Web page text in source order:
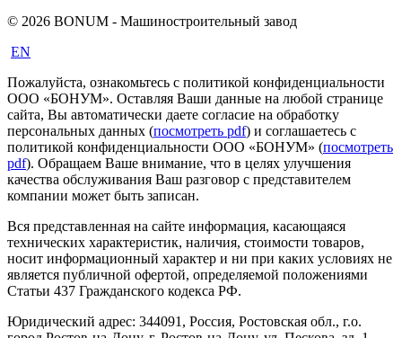
© 2026 BONUM - Машиностроительный завод
EN
Пожалуйста, ознакомьтесь с политикой конфиденциальности
ООО «БОНУМ». Оставляя Ваши данные на любой странице
сайта, Вы автоматически даете согласие на обработку
персональных данных (посмотреть pdf) и соглашаетесь с
политикой конфиденциальности ООО «БОНУМ» (посмотреть
pdf). Обращаем Ваше внимание, что в целях улучшения
качества обслуживания Ваш разговор с представителем
компании может быть записан.
Вся представленная на сайте информация, касающаяся
технических характеристик, наличия, стоимости товаров,
носит информационный характер и ни при каких условиях не
является публичной офертой, определяемой положениями
Статьи 437 Гражданского кодекса РФ.
Юридический адрес: 344091, Россия, Ростовская обл., г.о.